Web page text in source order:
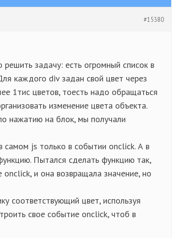
#15380
задачу: есть огромный список в
каждого div задан свой цвет через
1тис цветов, тоесть надо обращаться
изменение цвета объекта.
нажатию на блок, мы получали
самом js только в событии onclick. А в
Пытался сделать функцию так,
и она возвращала значение, но
соответствующий цвет, используя
свое событие onclick, чтоб в